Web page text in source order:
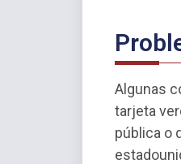
Algunas
tarjeta
pública o